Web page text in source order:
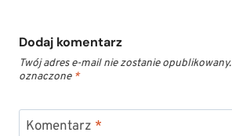
Dodaj komentarz
Twój adres e-mail nie zostanie opublikowany.
oznaczone *
Komentarz *